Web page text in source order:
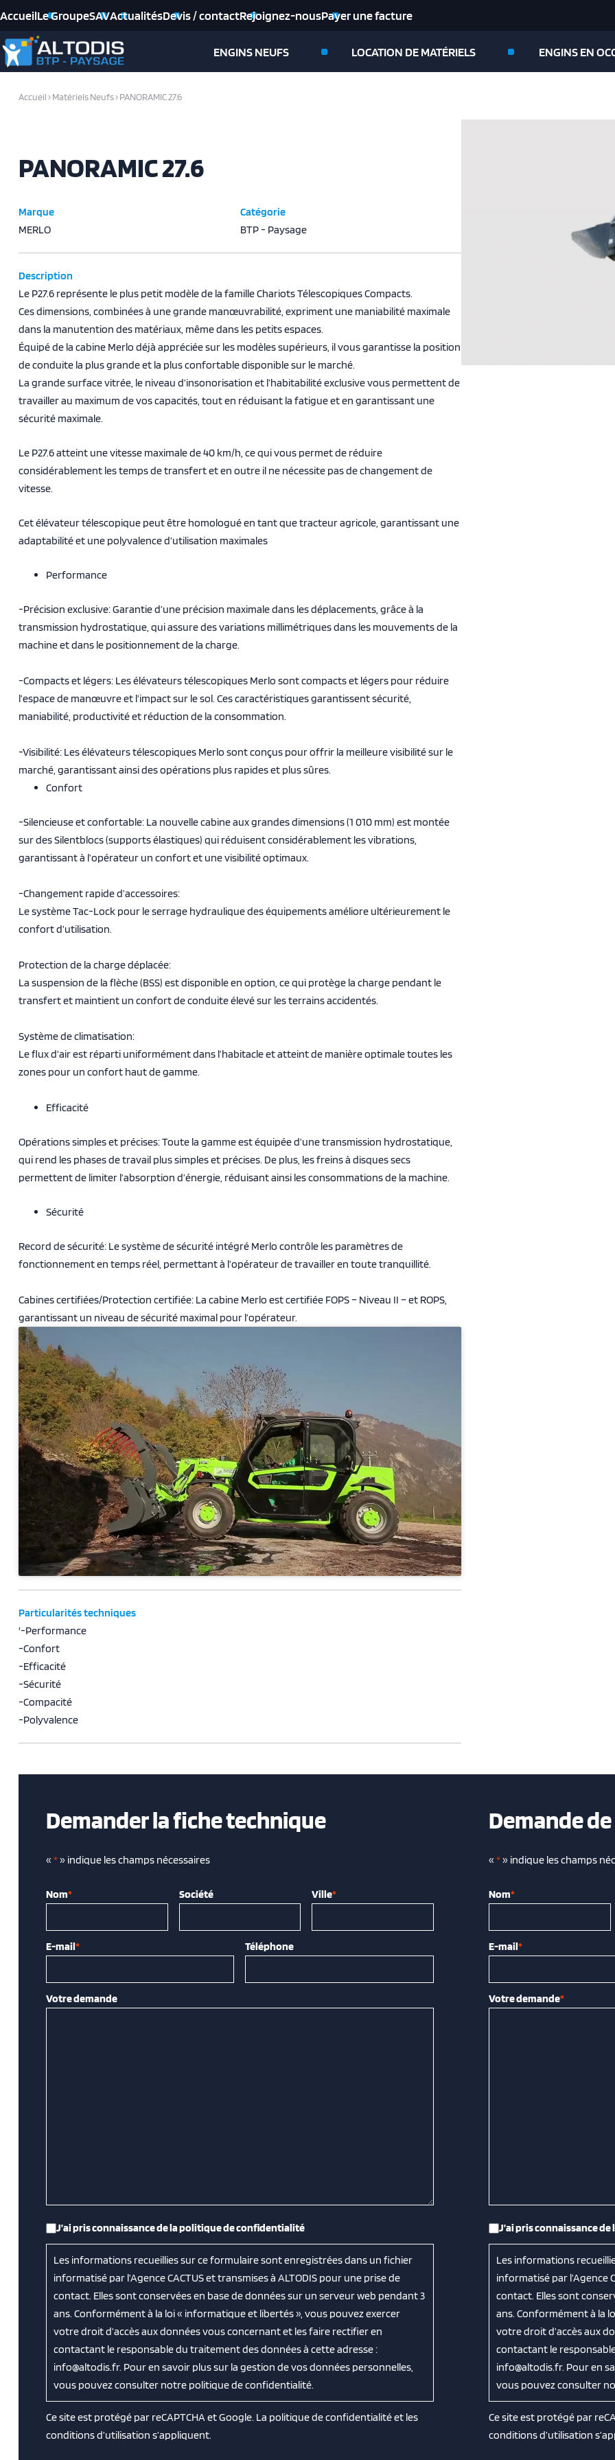
AccueilLe GroupeSAVActualitésDevis / contactRejoignez-nousPayer une facture
ENGINS NEUFS LOCATION DE MATÉRIELS ENGINS EN
Accueil›Matériels Neufs›PANORAMIC 27.6
PANORAMIC 27.6
Marque
MERLO
Catégorie
BTP - Paysage
Description
Le P27.6 représente le plus petit modèle de la famille Chariots Télescopiques Compacts.
Ces dimensions, combinées à une grande manœuvrabilité, expriment une maniabilité maximale
dans la manutention des matériaux, même dans les petits espaces.
Équipé de la cabine Merlo déjà appréciée sur les modèles supérieurs, il vous garantisse la position
de conduite la plus grande et la plus confortable disponible sur le marché.
La grande surface vitrée, le niveau d’insonorisation et l’habitabilité exclusive vous permettent de
travailler au maximum de vos capacités, tout en réduisant la fatigue et en garantissant une
sécurité maximale.
Le P27.6 atteint une vitesse maximale de 40 km/h, ce qui vous permet de réduire
considérablement les temps de transfert et en outre il ne nécessite pas de changement de
vitesse.
Cet élévateur télescopique peut être homologué en tant que tracteur agricole, garantissant une
adaptabilité et une polyvalence d’utilisation maximales
Performance
-Précision exclusive: Garantie d’une précision maximale dans les déplacements, grâce à la
transmission hydrostatique, qui assure des variations millimétriques dans les mouvements de la
machine et dans le positionnement de la charge.
-Compacts et légers: Les élévateurs télescopiques Merlo sont compacts et légers pour réduire
l’espace de manœuvre et l’impact sur le sol. Ces caractéristiques garantissent sécurité,
maniabilité, productivité et réduction de la consommation.
-Visibilité: Les élévateurs télescopiques Merlo sont conçus pour offrir la meilleure visibilité sur le
marché, garantissant ainsi des opérations plus rapides et plus sûres.
Confort
-Silencieuse et confortable: La nouvelle cabine aux grandes dimensions (1 010 mm) est montée
sur des Silentblocs (supports élastiques) qui réduisent considérablement les vibrations,
garantissant à l’opérateur un confort et une visibilité optimaux.
-Changement rapide d’accessoires:
Le système Tac-Lock pour le serrage hydraulique des équipements améliore ultérieurement le
confort d’utilisation.
Protection de la charge déplacée:
La suspension de la flèche (BSS) est disponible en option, ce qui protège la charge pendant le
transfert et maintient un confort de conduite élevé sur les terrains accidentés.
Système de climatisation:
Le flux d’air est réparti uniformément dans l’habitacle et atteint de manière optimale toutes les
zones pour un confort haut de gamme.
Efficacité
Opérations simples et précises: Toute la gamme est équipée d’une transmission hydrostatique,
qui rend les phases de travail plus simples et précises. De plus, les freins à disques secs
permettent de limiter l’absorption d’énergie, réduisant ainsi les consommations de la machine.
Sécurité
Record de sécurité: Le système de sécurité intégré Merlo contrôle les paramètres de
fonctionnement en temps réel, permettant à l’opérateur de travailler en toute tranquillité.
Cabines certifiées/Protection certifiée: La cabine Merlo est certifiée FOPS – Niveau II – et ROPS,
garantissant un niveau de sécurité maximal pour l’opérateur.
Particularités techniques
'-Performance
-Confort
-Efficacité
-Sécurité
-Compacité
-Polyvalence
Demander la fiche technique
« *» indique les champs nécessaires
Nom* Société Ville*
E-mail* Téléphone
Votre demande
RGPD
J’ai pris connaissance de la politique de confidentialité
Les informations recueillies sur ce formulaire sont enregistrées dans un fichier
informatisé par l’Agence CACTUS et transmises à ALTODIS pour une prise de
contact. Elles sont conservées en base de données sur un serveur web pendant 3
ans. Conformément à la loi « informatique et libertés », vous pouvez exercer
votre droit d’accès aux données vous concernant et les faire rectifier en
contactant le responsable du traitement des données à cette adresse :
info@altodis.fr. Pour en savoir plus sur la gestion de vos données personnelles,
vous pouvez consulter notre politique de confidentialité.
Ce site est protégé par reCAPTCHA et Google. La politique de confidentialitéet les
conditions d’utilisation s’appliquent.
Demande
« *» indique les champs
Nom*
E-mail*
Votre demande*
RGPD
J’ai pris connaissance
Les informations
informatisé par l’Agence
contact. Elles sont
ans. Conformément à la
votre droit d’accès aux
contactant le
info@altodis.fr. Pour en
vous pouvez consulter
Ce site est protégé par
conditions d’utilisation